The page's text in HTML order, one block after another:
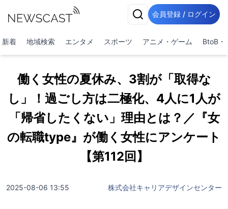
会員登録 / ログイン
新着 地域検索 エンタメ スポーツ アニメ・ゲーム BtoB・
働く女性の夏休み、3割が「取得な
し」！過ごし方は二極化、4人に1人が
「帰省したくない」理由とは？／『女
の転職type』が働く女性にアンケート
【第112回】
2025-08-06 13:55 株式会社キャリアデザインセンター